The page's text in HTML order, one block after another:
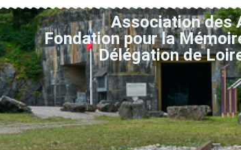
Association des
Fondation pour la
Délégation de